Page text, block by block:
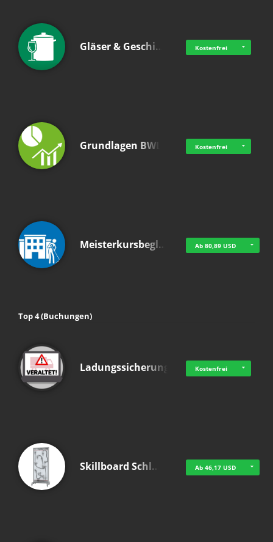
Gläser & Geschi… Kostenfrei
Grundlagen BWL Kostenfrei
Meisterkursbegl… Ab 80,89 USD
Top 4 (Buchungen)
Ladungssicherung Kostenfrei
Skillboard Schl… Ab 46,17 USD